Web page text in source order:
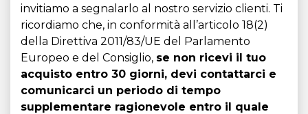
invitiamo a segnalarlo al nostro servizio clienti. Ti
ricordiamo che, in conformità all’articolo 18(2)
della Direttiva 2011/83/UE del Parlamento
Europeo e del Consiglio, se non ricevi il tuo
acquisto entro 30 giorni, devi contattarci e
comunicarci un periodo di tempo
supplementare ragionevole entro il quale